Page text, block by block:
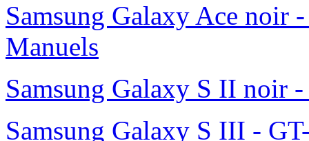
Samsung Galaxy Ace noir
Manuels
Samsung Galaxy S II noir
Samsung Galaxy S III -